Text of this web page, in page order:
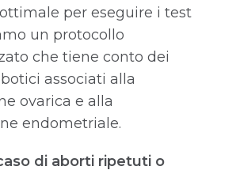
per eseguire i test
un protocollo
che tiene conto dei
associati alla
ovarica e alla
endometriale.
di aborti ripetuti o